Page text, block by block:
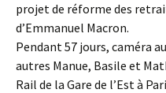
projet de réforme des
d’Emmanuel Macron.
Pendant 57 jours, caméra
autres Manue, Basile et
Rail de la Gare de l’Est à